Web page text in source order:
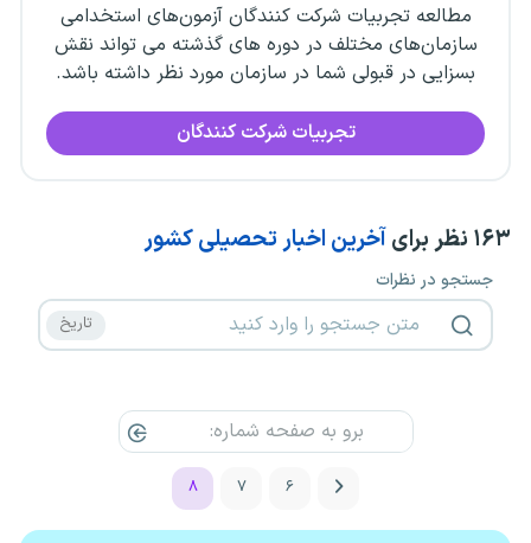
مطالعه تجربیات شرکت کنندگان آزمون‌های استخدامی
سازمان‌های مختلف در دوره های گذشته می تواند نقش
بسزایی در قبولی شما در سازمان مورد نظر داشته باشد.
تجربیات شرکت کنندگان
۱۶۳ نظر برایآخرین اخبار تحصیلی کشور
جستجو در نظرات
۶ ۷ ۸